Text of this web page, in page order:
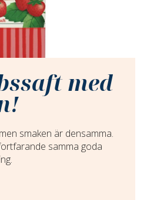
med
smaken är densamma.
samma goda